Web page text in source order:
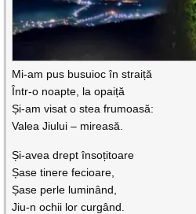
Mi-am pus busuioc în straiță
Într-o noapte, la opaiță
Și-am visat o stea frumoasă:
Valea Jiului – mireasă.
Și-avea drept însoțitoare
Șase tinere fecioare,
Șase perle luminând,
Jiu-n ochii lor curgând.